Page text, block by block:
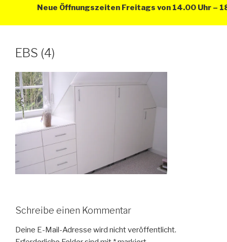
Neue Öffnungszeiten Freitags von 14.00 Uhr –
EBS (4)
Schreibe einen Kommentar
Deine E-Mail-Adresse wird nicht veröffentlicht.